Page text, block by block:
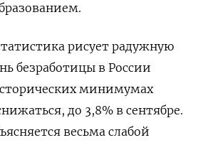
рисует радужную
безработицы в России
минимумах
до 3,8% в сентябре.
весьма слабой